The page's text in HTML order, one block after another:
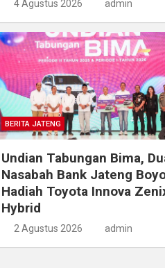
4 Agustus 2026 admin
BERITA JATENG
Undian Tabungan Bima,
Nasabah Bank Jateng
Hadiah Toyota Innova
Hybrid
2 Agustus 2026 admin